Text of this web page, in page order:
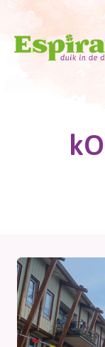
Doorgaan
inhoud